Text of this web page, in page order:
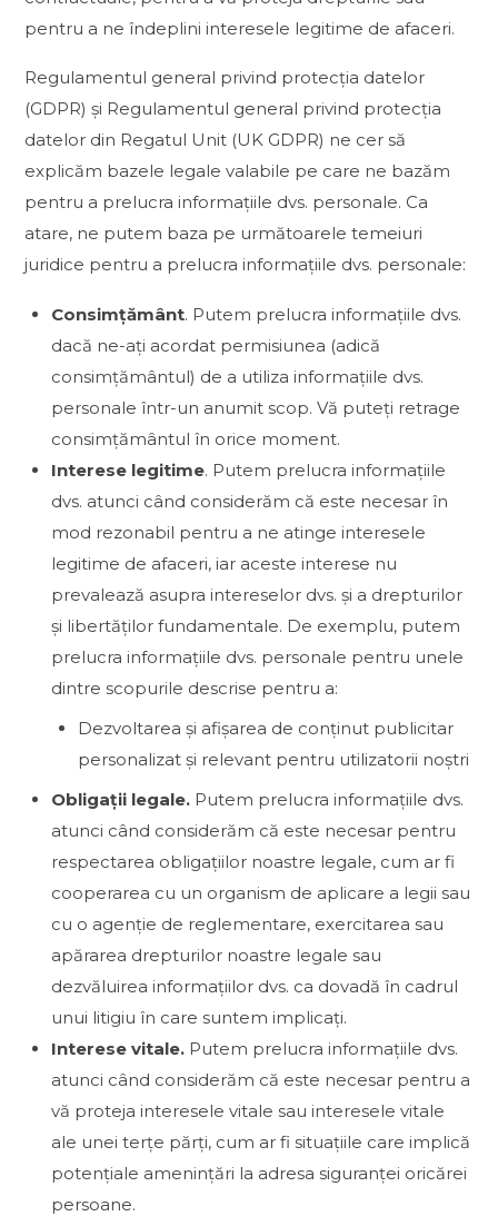
pentru a ne îndeplini interesele legitime de afaceri.
Regulamentul general privind protecția datelor
(GDPR) și Regulamentul general privind protecția
datelor din Regatul Unit (UK GDPR) ne cer să
explicăm bazele legale valabile pe care ne bazăm
pentru a prelucra informațiile dvs. personale. Ca
atare, ne putem baza pe următoarele temeiuri
juridice pentru a prelucra informațiile dvs. personale:
Consimțământ. Putem prelucra informațiile dvs.
dacă ne-ați acordat permisiunea (adică
consimțământul) de a utiliza informațiile dvs.
personale într-un anumit scop. Vă puteți retrage
consimțământul în orice moment.
Interese legitime. Putem prelucra informațiile
dvs. atunci când considerăm că este necesar în
mod rezonabil pentru a ne atinge interesele
legitime de afaceri, iar aceste interese nu
prevalează asupra intereselor dvs. și a drepturilor
și libertăților fundamentale. De exemplu, putem
prelucra informațiile dvs. personale pentru unele
dintre scopurile descrise pentru a:
Dezvoltarea și afișarea de conținut publicitar
personalizat și relevant pentru utilizatorii noștri
Obligații legale. Putem prelucra informațiile dvs.
atunci când considerăm că este necesar pentru
respectarea obligațiilor noastre legale, cum ar fi
cooperarea cu un organism de aplicare a legii sau
cu o agenție de reglementare, exercitarea sau
apărarea drepturilor noastre legale sau
dezvăluirea informațiilor dvs. ca dovadă în cadrul
unui litigiu în care suntem implicați.
Interese vitale. Putem prelucra informațiile dvs.
atunci când considerăm că este necesar pentru a
vă proteja interesele vitale sau interesele vitale
ale unei terțe părți, cum ar fi situațiile care implică
potențiale amenințări la adresa siguranței oricărei
persoane.